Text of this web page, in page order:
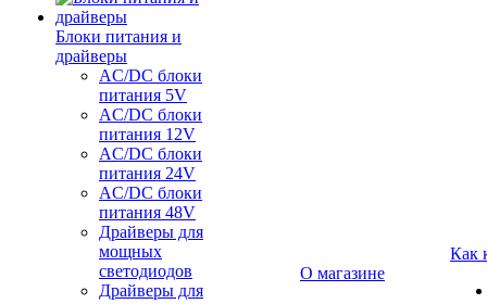
Блоки питания и
драйверы
AC/DC блоки
питания 5V
AC/DC блоки
питания 12V
AC/DC блоки
питания 24V
AC/DC блоки
питания 48V
Драйверы для
мощных
светодиодов
Драйверы для
О магазине
Как